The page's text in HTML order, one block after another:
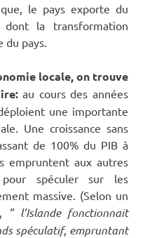
le pays exporte du
dont la transformation
pays.
locale, on trouve
au cours des années
une importante
Une croissance sans
de 100% du PIB à
empruntent aux autres
pour spéculer sur les
massive. (Selon un
” l’Islande fonctionnait
spéculatif, empruntant